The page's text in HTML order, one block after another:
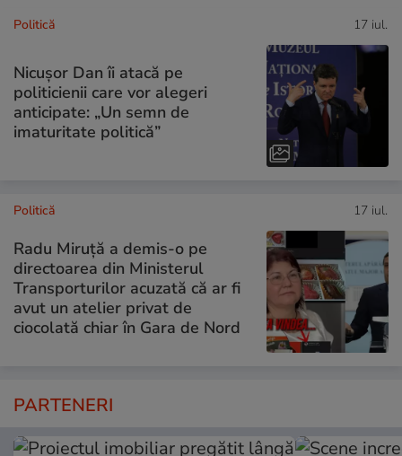
Politică 17 iul.
Nicușor Dan îi atacă pe
politicienii care vor alegeri
anticipate: „Un semn de
imaturitate politică”
Politică 17 iul.
Radu Miruță a demis-o pe
directoarea din Ministerul
Transporturilor acuzată că ar fi
avut un atelier privat de
ciocolată chiar în Gara de Nord
PARTENERI